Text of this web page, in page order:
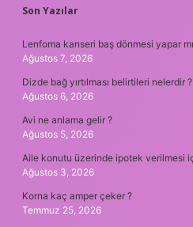
SIDEBAR
Son Yazılar
Lenfoma kanseri baş dönmesi yapar
Ağustos 7, 2026
Dizde bağ yırtılması belirtileri nelerdir ?
Ağustos 6, 2026
Avi ne anlama gelir ?
Ağustos 5, 2026
Aile konutu üzerinde ipotek verilmesi
Ağustos 3, 2026
Korna kaç amper çeker ?
Temmuz 25, 2026